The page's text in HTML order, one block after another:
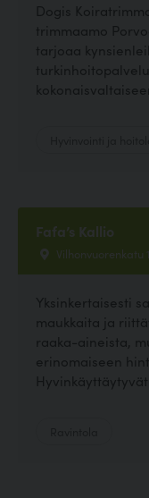
Dogis
trimmaamo
tarjoaa
Fafa’s Kallio
Vilhonvuorenkatu
Yksinkertaisesti
maukkaita ja
raaka-aineista,
erinomaiseen